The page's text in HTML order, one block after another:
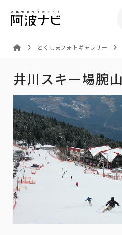
とくしまフォトギャラリー
井川スキー場腕山